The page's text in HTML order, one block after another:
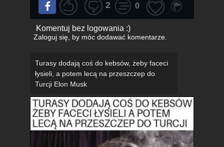
2 0
Komentuj bez logowania :)
Zaloguj się, by móc dodawać komentarze.
Turasy dodają coś do kebsów, żeby faceci
łysieli, a potem lecą na przeszczep do
Turcji Elon Musk